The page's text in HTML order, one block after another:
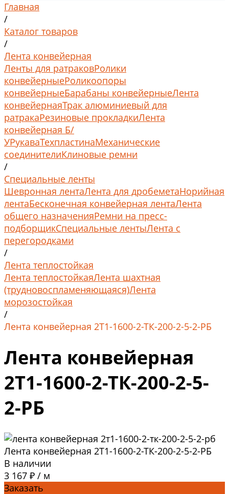
Главная
/
Каталог товаров
/
Лента конвейерная
Ленты для ратраковРолики
конвейерныеРоликоопоры
конвейерныеБарабаны конвейерныеЛента
конвейернаяТрак алюминиевый для
ратракаРезиновые прокладкиЛента
конвейерная Б/
УРукаваТехпластинаМеханические
соединителиКлиновые ремни
/
Специальные ленты
Шевронная лентаЛента для дробеметаНорийная
лентаБесконечная конвейерная лентаЛента
общего назначенияРемни на пресс-
подборщикСпециальные лентыЛента с
перегородками
/
Лента теплостойкая
Лента теплостойкаяЛента шахтная
(трудновоспламеняющаяся)Лента
морозостойкая
/
Лента конвейерная 2Т1-1600-2-ТК-200-2-5-2-РБ
Лента конвейерная
2Т1-1600-2-ТК-200-2-5-
2-РБ
Лента конвейерная 2Т1-1600-2-ТК-200-2-5-2-РБ
В наличии
3 167 ₽ / м
Заказать